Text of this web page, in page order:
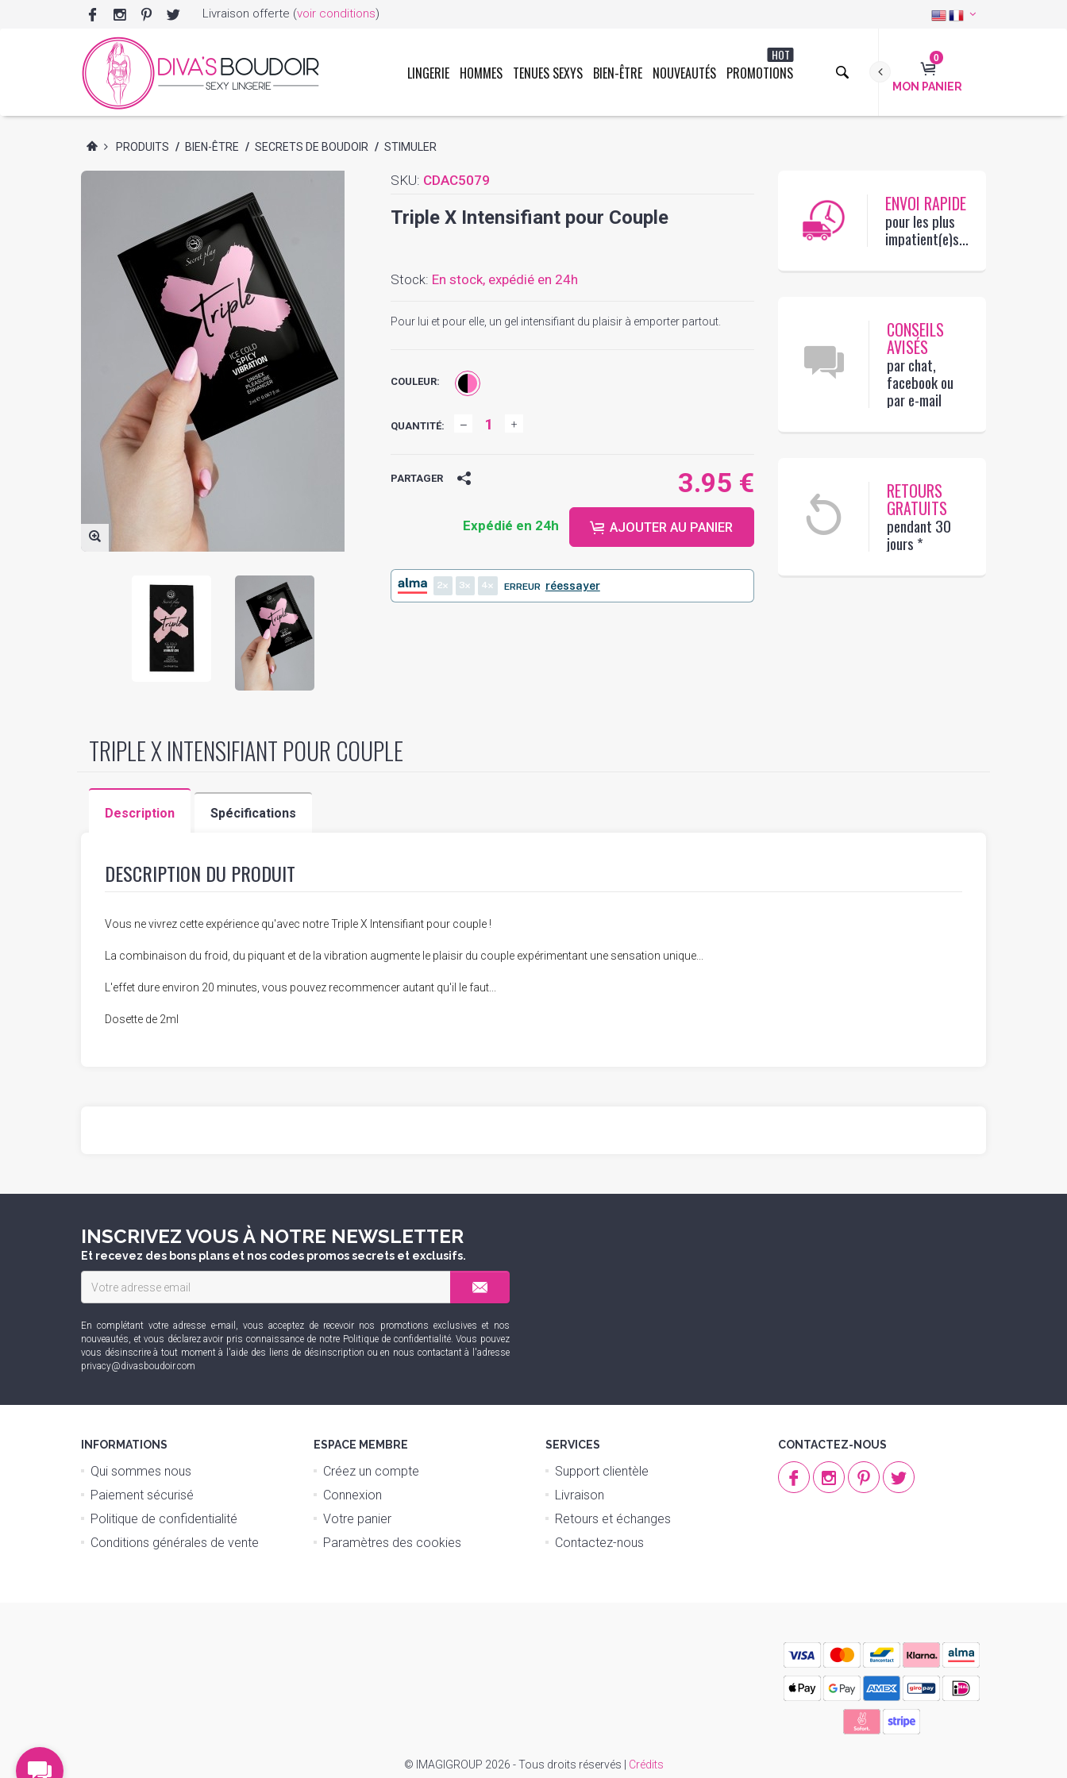
Livraison offerte (voir conditions)
0
MON PANIER
LINGERIE HOMMES TENUES SEXYS BIEN-ÊTRE NOUVEAUTÉS PROMOTIONS
HOT
PRODUITS / BIEN-ÊTRE / SECRETS DE BOUDOIR / STIMULER
SKU: CDAC5079
Triple X Intensifiant pour Couple
Stock: En stock, expédié en 24h
Pour lui et pour elle, un gel intensifiant du plaisir à emporter partout.
COULEUR:
QUANTITÉ:
PARTAGER 3.95 €
Expédié en 24h AJOUTER AU PANIER
2 3 4 ERREUR réessayer
ENVOI RAPIDE
pour les plus
impatient(e)s...
CONSEILS
AVISÉS
par chat,
facebook ou
par e-mail
RETOURS
GRATUITS
pendant 30
jours *
TRIPLE X INTENSIFIANT POUR COUPLE
Description Spécifications
DESCRIPTION DU PRODUIT
Vous ne vivrez cette expérience qu'avec notre Triple X Intensifiant pour couple !
La combinaison du froid, du piquant et de la vibration augmente le plaisir du couple expérimentant une sensation unique...
L'effet dure environ 20 minutes, vous pouvez recommencer autant qu'il le faut...
Dosette de 2ml
INSCRIVEZ VOUS À NOTRE NEWSLETTER
Et recevez des bons plans et nos codes promos secrets et exclusifs.
En complétant votre adresse e-mail, vous acceptez de recevoir nos promotions exclusives et nos
nouveautés, et vous déclarez avoir pris connaissance de notre Politique de confidentialité. Vous pouvez
vous désinscrire à tout moment à l'aide des liens de désinscription ou en nous contactant à l'adresse
privacy@divasboudoir.com
INFORMATIONS
Qui sommes nous
Paiement sécurisé
Politique de confidentialité
Conditions générales de vente
ESPACE MEMBRE
Créez un compte
Connexion
Votre panier
Paramètres des cookies
SERVICES
Support clientèle
Livraison
Retours et échanges
Contactez-nous
CONTACTEZ-NOUS
© IMAGIGROUP 2026 - Tous droits réservés | Crédits